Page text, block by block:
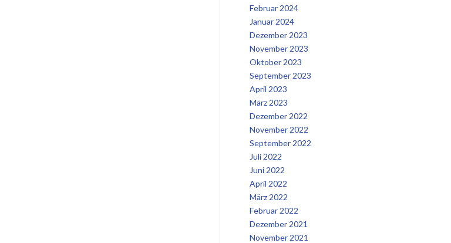
Februar 2024
Januar 2024
Dezember 2023
November 2023
Oktober 2023
September 2023
April 2023
März 2023
Dezember 2022
November 2022
September 2022
Juli 2022
Juni 2022
April 2022
März 2022
Februar 2022
Dezember 2021
November 2021